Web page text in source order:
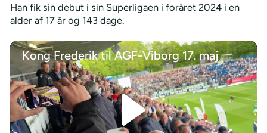
Han fik sin debut i sin Superligaen i foråret 2024 i en
alder af 17 år og 143 dage.
Kong Frederik til AGF-Viborg 17. maj